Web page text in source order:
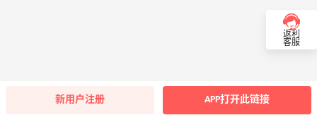
返利
客服
新用户注册 APP打开此链接